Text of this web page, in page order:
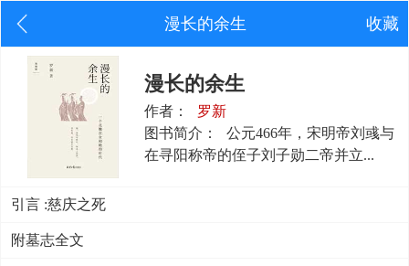
漫长的余生 收藏
漫长的余生
作者：
罗新
图书简介：
公元466年，宋明帝刘彧与
在寻阳称帝的侄子刘子勋二帝并立...
引言 :慈庆之死
附墓志全文